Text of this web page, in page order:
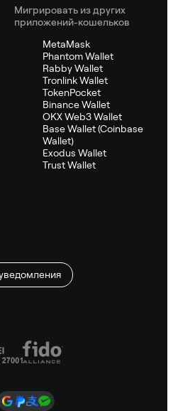
Мигрировать из других
приложений-кошельков
MetaMask
Phantom Wallet
Rabby Wallet
Tronlink Wallet
TokenPocket
Binance Wallet
OKX Web3 Wallet
Base Wallet (Coinbase
Wallet)
Exodus Wallet
Trust Wallet